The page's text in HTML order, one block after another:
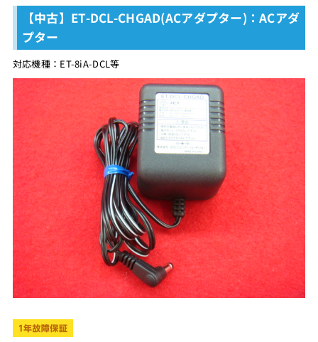
【中古】ET-DCL-CHGAD(ACアダプター)：ACアダ
プター
対応機種：ET-8iA-DCL等